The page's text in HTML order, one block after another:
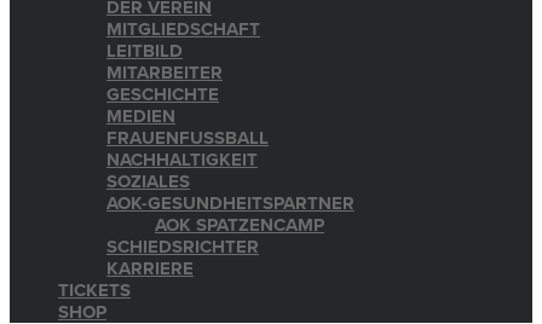
DER VEREIN
MITGLIEDSCHAFT
LEITBILD
MITARBEITER
GESCHICHTE
MEDIEN
FRAUENFUSSBALL
NACHHALTIGKEIT
SOZIALES
AOK-GESUNDHEITSPARTNER
AOK SPATZENCAMP
SCHIEDSRICHTER
KARRIERE
TICKETS
SHOP